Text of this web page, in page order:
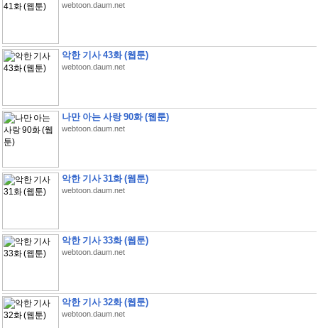
webtoon.daum.net
악한 기사 43화 (웹툰)
webtoon.daum.net
나만 아는 사랑 90화 (웹툰)
webtoon.daum.net
악한 기사 31화 (웹툰)
webtoon.daum.net
악한 기사 33화 (웹툰)
webtoon.daum.net
악한 기사 32화 (웹툰)
webtoon.daum.net